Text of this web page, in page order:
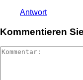
Antwort
Kommentieren